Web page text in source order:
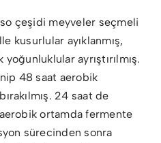
çeşidi meyveler seçmeli
kusurlular ayıklanmış,
ayrıştırılmış.
48 saat aerobik
24 saat de
ortamda fermente
sürecinden sonra